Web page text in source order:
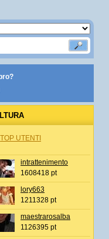
TOP UTENTI
intrattenimento
1608418 pt
lory663
1211328 pt
maestrarosalba
1126395 pt